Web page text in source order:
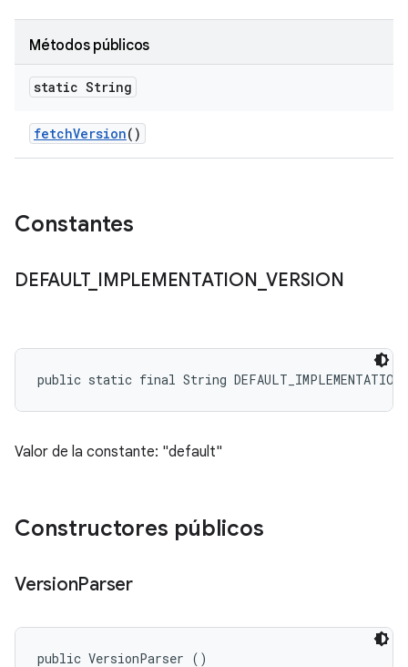
Métodos públicos
static String
fetchVersion()
Constantes
DEFAULT_ IMPLEMENTATION _VERSION
public static final String
Valor de la constante: "default"
Constructores públicos
VersionParser
public VersionParser ()